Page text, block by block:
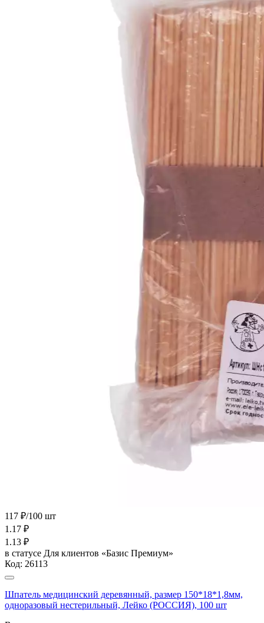
117 ₽/100 шт
1.17 ₽
1.13 ₽
в статусе Для клиентов «Базис Премиум»
Код: 26113
Шпатель медицинский деревянный, размер 150*18*1,8мм,
одноразовый нестерильный, Лейко (РОССИЯ), 100 шт